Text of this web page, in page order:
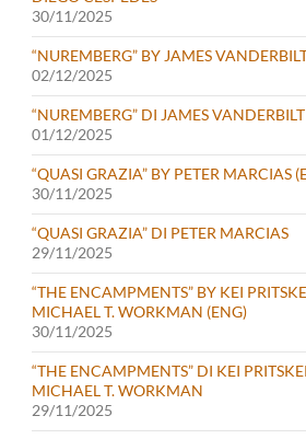
30/11/2025
“NUREMBERG” BY JAMES
02/12/2025
“NUREMBERG” DI JAMES VANDERBILT
01/12/2025
“QUASI GRAZIA” BY PETER MARCIAS
30/11/2025
“QUASI GRAZIA” DI PETER MARCIAS
29/11/2025
“THE ENCAMPMENTS” BY KEI
MICHAEL T. WORKMAN (ENG)
30/11/2025
“THE ENCAMPMENTS” DI KEI
MICHAEL T. WORKMAN
29/11/2025